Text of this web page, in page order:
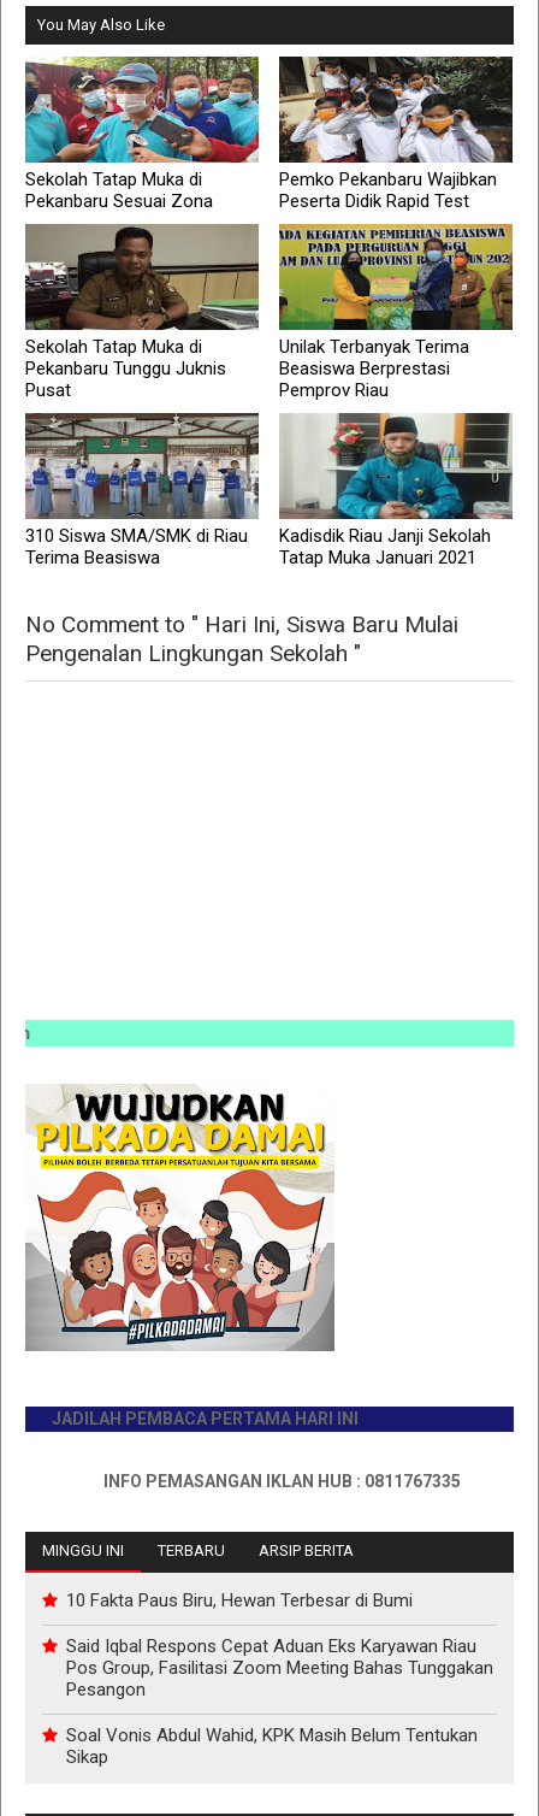
You May Also Like
Sekolah Tatap Muka di
Pekanbaru Sesuai Zona
Pemko Pekanbaru Wajibkan
Peserta Didik Rapid Test
Sekolah Tatap Muka di
Pekanbaru Tunggu Juknis
Pusat
Unilak Terbanyak Terima
Beasiswa Berprestasi
Pemprov Riau
310 Siswa SMA/SMK di Riau
Terima Beasiswa
Kadisdik Riau Janji Sekolah
Tatap Muka Januari 2021
No Comment to " Hari Ini, Siswa Baru Mulai
Pengenalan Lingkungan Sekolah "
JADILAH PEMBACA PERTAMA HARI INI
INFO PEMASANGAN IKLAN HUB : 0811767335
MINGGU INI TERBARU ARSIP BERITA
10 Fakta Paus Biru, Hewan Terbesar di Bumi
Said Iqbal Respons Cepat Aduan Eks Karyawan Riau
Pos Group, Fasilitasi Zoom Meeting Bahas Tunggakan
Pesangon
Soal Vonis Abdul Wahid, KPK Masih Belum Tentukan
Sikap